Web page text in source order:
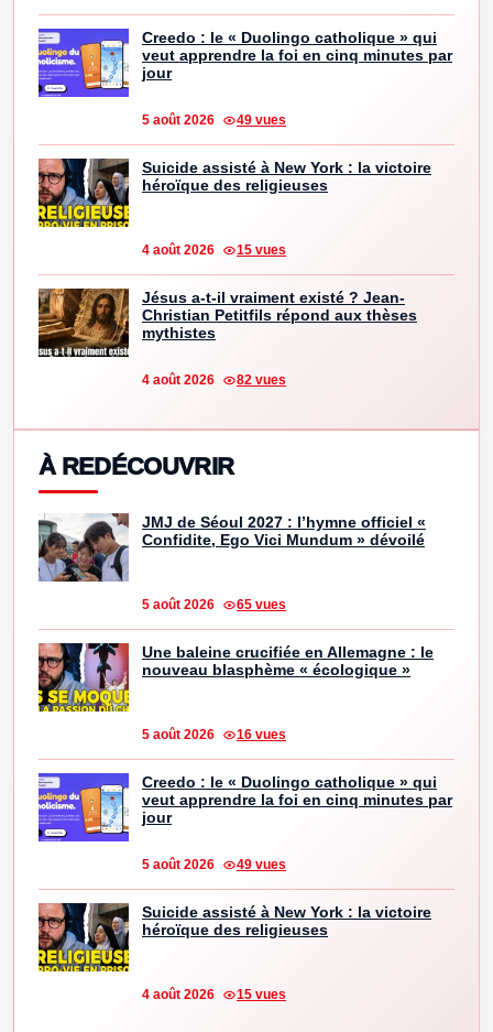
Creedo : le « Duolingo catholique » qui
veut apprendre la foi en cinq minutes par
jour
5 août 2026 49 vues
Suicide assisté à New York : la victoire
héroïque des religieuses
4 août 2026 15 vues
Jésus a-t-il vraiment existé ? Jean-
Christian Petitfils répond aux thèses
mythistes
4 août 2026 82 vues
À REDÉCOUVRIR
JMJ de Séoul 2027 : l’hymne officiel «
Confidite, Ego Vici Mundum » dévoilé
5 août 2026 65 vues
Une baleine crucifiée en Allemagne : le
nouveau blasphème « écologique »
5 août 2026 16 vues
Creedo : le « Duolingo catholique » qui
veut apprendre la foi en cinq minutes par
jour
5 août 2026 49 vues
Suicide assisté à New York : la victoire
héroïque des religieuses
4 août 2026 15 vues